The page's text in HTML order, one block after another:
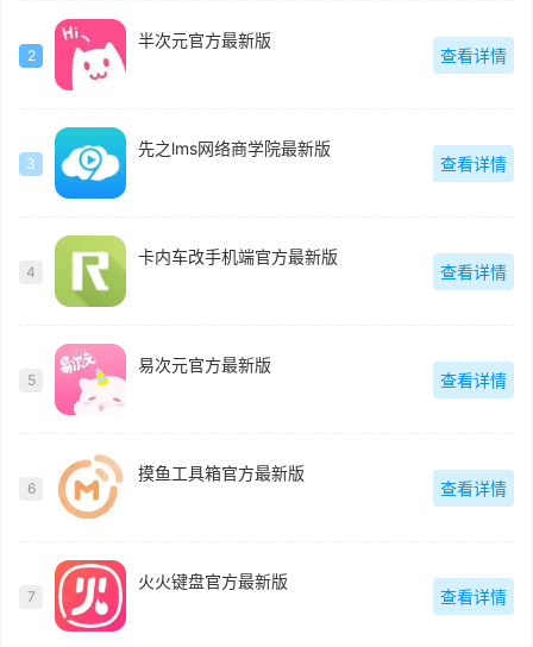
2
半次元官方最新版
查看详情
3
先之lms网络商学院最新版
查看详情
4
卡内车改手机端官方最新版
查看详情
5
易次元官方最新版
查看详情
6
摸鱼工具箱官方最新版
查看详情
7
火火键盘官方最新版
查看详情